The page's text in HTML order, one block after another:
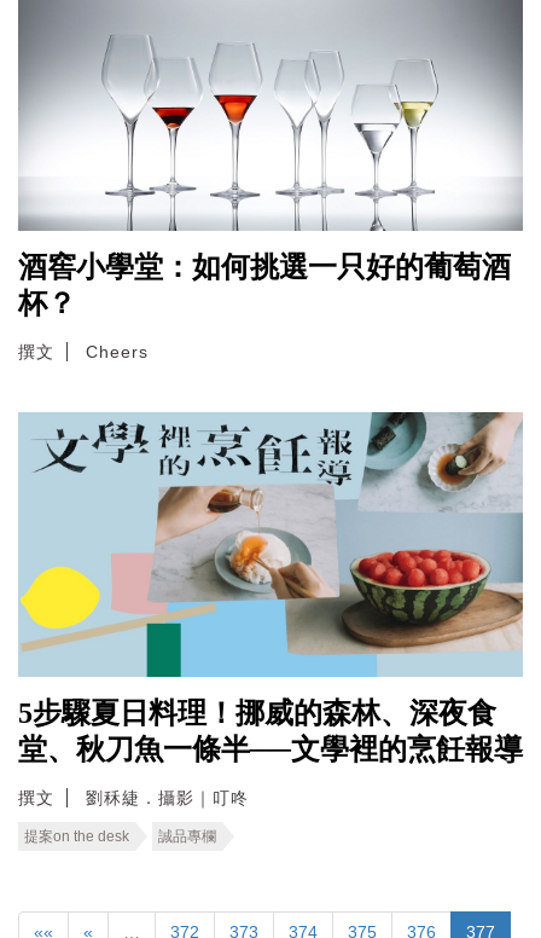
酒窖小學堂：如何挑選一只好的葡萄酒
杯？
撰文 Cheers
5步驟夏日料理！挪威的森林、深夜食
堂、秋刀魚一條半──文學裡的烹飪報導
撰文 劉秝緁．攝影｜叮咚
提案on the desk 誠品專欄
«« « 372 373 374 375 376 377